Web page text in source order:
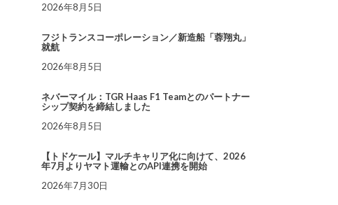
2026年8月5日
フジトランスコーポレーション／新造船「蓉翔丸」
就航
2026年8月5日
ネバーマイル：TGR Haas F1 Teamとのパートナー
シップ契約を締結しました
2026年8月5日
【トドケール】マルチキャリア化に向けて、2026
年7月よりヤマト運輸とのAPI連携を開始
2026年7月30日